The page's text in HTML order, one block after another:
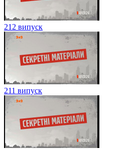
212 випуск
211 випуск